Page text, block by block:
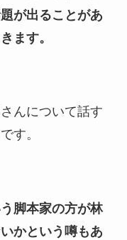
が出ることがあ
ます。
んについて話す
す。
脚本家の方が林
かという噂もあ